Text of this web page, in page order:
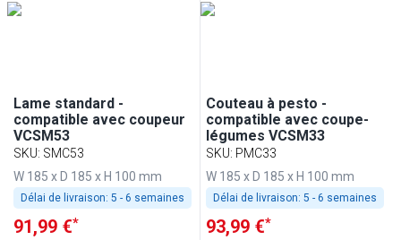
Lame standard -
compatible avec coupeur
VCSM53
SKU: SMC53
W 185 x D 185 x H 100 mm
Délai de livraison: 5 - 6 semaines
91,99 €*
Couteau à pesto -
compatible avec coupe-
légumes VCSM33
SKU: PMC33
W 185 x D 185 x H 100 mm
Délai de livraison: 5 - 6 semaines
93,99 €*